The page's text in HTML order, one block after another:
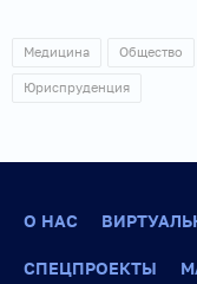
Медицина Общество
Юриспруденция
О НАС
СПЕЦПРОЕКТЫ